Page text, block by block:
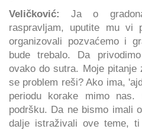
Veličković:
Ja o
raspravljam, uputite mu vi
organizovali pozvaćemo i
bude trebalo. Da
ovako do sutra. Moje
se problem reši? Ako ima,
periodu korake mimo
podršku. Da ne bismo imali
dalje istraživali ove teme,